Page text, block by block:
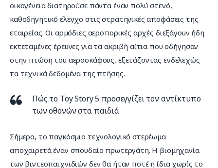
οικογένεια διατηρούσε πάντα έναν πολύ στενό,
καθοδηγητικό έλεγχο στις στρατηγικές αποφάσεις της
εταιρείας. Οι αρμόδιες αεροπορικές αρχές διεξάγουν ήδη
εκτεταμένες έρευνες για τα ακριβή αίτια που οδήγησαν
στην πτώση του αεροσκάφους, εξετάζοντας ενδελεχώς
τα τεχνικά δεδομένα της πτήσης.
Πώς το Toy Story 5 προσεγγίζει τον αντίκτυπο
των οθονών στα παιδιά
Σήμερα, το παγκόσμιο τεχνολογικό στερέωμα
αποχαιρετά έναν σπουδαίο πρωτεργάτη. Η βιομηχανία
των βιντεοπαιχνιδιών δεν θα ήταν ποτέ η ίδια χωρίς το